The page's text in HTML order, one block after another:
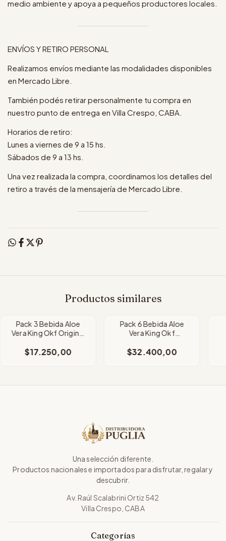
medio ambiente y apoya a pequeños productores locales.
ENVÍOS Y RETIRO PERSONAL
Realizamos envíos mediante las modalidades disponibles
en Mercado Libre.
También podés retirar personalmente tu compra en
nuestro punto de entrega en Villa Crespo, CABA.
Horarios de retiro:
Lunes a viernes de 9 a 15 hs.
Sábados de 9 a 13 hs.
Una vez realizada la compra, coordinamos los detalles del
retiro a través de la mensajería de Mercado Libre.
Productos similares
Pack 3 Bebida Aloe
Vera King Okf Original
$17.250,00
Pack 6 Bebida Aloe
Vera King Okf
Zero 500ml
$32.400,00
Una selección diferente.
Productos nacionales e importados para disfrutar, regalar y
descubrir.
Av. Raúl Scalabrini Ortiz 542
Villa Crespo, CABA
Categorías